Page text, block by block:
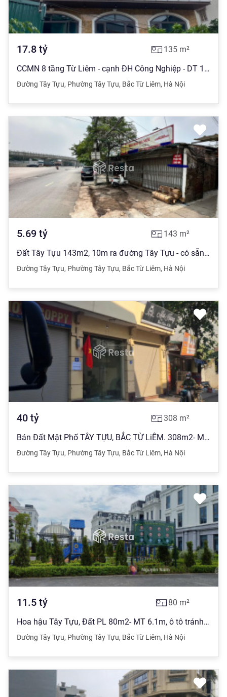
17.8 tỷ 135 m²
CCMN 8 tầng Từ Liêm - cạnh ĐH Công Nghiệp - DT 135m2 x MT khủng 12m x 36 phòng - Chỉ 17,x tỷ
Đường Tây Tựu, Phường Tây Tựu, Bắc Từ Liêm, Hà Nội
5.69 tỷ 143 m²
Đất Tây Tựu 143m2, 10m ra đường Tây Tựu - có sẵn nhà cấp 4 cũ - giá Đầu tư, kinh doanh đỉnh
Đường Tây Tựu, Phường Tây Tựu, Bắc Từ Liêm, Hà Nội
40 tỷ 308 m²
Bán Đất Mặt Phố TÂY TỰU, BẮC TỪ LiÊM. 308m2- Mặt Tiền 10,5m- giá 40 tỷ.
Đường Tây Tựu, Phường Tây Tựu, Bắc Từ Liêm, Hà Nội
11.5 tỷ 80 m²
Hoa hậu Tây Tựu, Đất PL 80m2- MT 6.1m, ô tô tránh vỉa hè KD, 11,5 tỷ
Đường Tây Tựu, Phường Tây Tựu, Bắc Từ Liêm, Hà Nội